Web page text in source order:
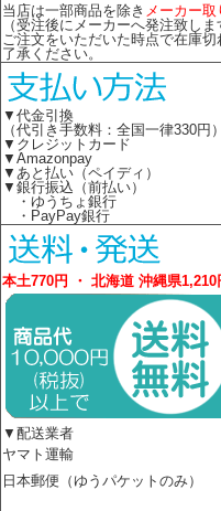
当店は一部商品を除き メーカー取
（受注後にメーカーへ発注致しま
ご注文をいただいた時点で在庫
了承ください。
▼代金引換
（代引き手数料：全国一律330円）
▼クレジットカード
▼Amazonpay
▼あと払い（ペイディ）
▼銀行振込（前払い）
・ゆうちょ銀行
・PayPay銀行
本土770円 ・ 北海道 沖縄県1,210
▼配送業者
ヤマト運輸
日本郵便（ゆうパケットのみ）